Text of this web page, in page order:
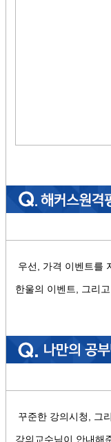
우선, 가격 이벤트를
한울의 이벤트, 그리
꾸준한 강의시청, 그
강의교수님이 안내해